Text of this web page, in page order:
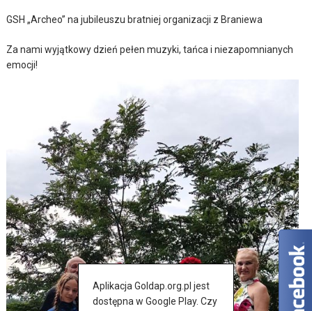
GSH „Archeo” na jubileuszu bratniej organizacji z Braniewa
Za nami wyjątkowy dzień pełen muzyki, tańca i niezapomnianych
emocji!
Aplikacja Goldap.org.pl jest
dostępna w Google Play. Czy